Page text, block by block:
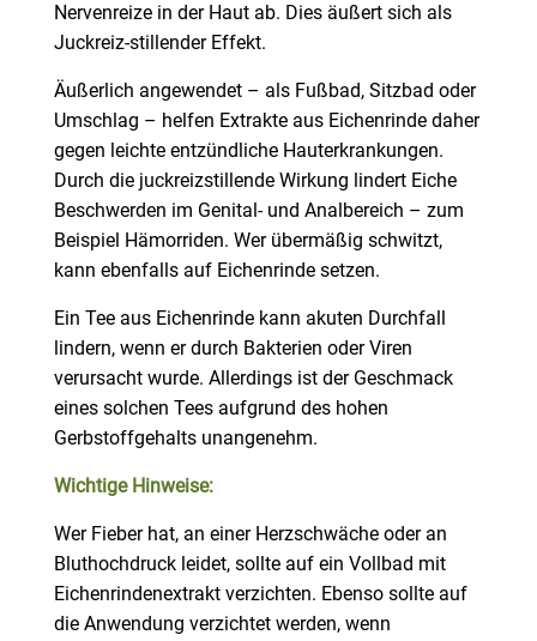
Nervenreize in der Haut ab. Dies äußert sich als
Juckreiz-stillender Effekt.
Äußerlich angewendet – als Fußbad, Sitzbad oder
Umschlag – helfen Extrakte aus Eichenrinde daher
gegen leichte entzündliche Hauterkrankungen.
Durch die juckreizstillende Wirkung lindert Eiche
Beschwerden im Genital- und Analbereich – zum
Beispiel Hämorriden. Wer übermäßig schwitzt,
kann ebenfalls auf Eichenrinde setzen.
Ein Tee aus Eichenrinde kann akuten Durchfall
lindern, wenn er durch Bakterien oder Viren
verursacht wurde. Allerdings ist der Geschmack
eines solchen Tees aufgrund des hohen
Gerbstoffgehalts unangenehm.
Wichtige Hinweise:
Wer Fieber hat, an einer Herzschwäche oder an
Bluthochdruck leidet, sollte auf ein Vollbad mit
Eichenrindenextrakt verzichten. Ebenso sollte auf
die Anwendung verzichtet werden, wenn